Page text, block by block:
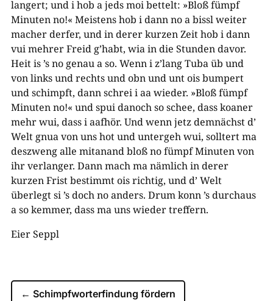
langert; und i hob a jeds moi bettelt: »Bloß fümpf
Minuten no!« Meistens hob i dann no a bissl weiter
macher derfer, und in derer kurzen Zeit hob i dann
vui mehrer Freid g’habt, wia in die Stunden davor.
Heit is ’s no genau a so. Wenn i z’lang Tuba üb und
von links und rechts und obn und unt ois bumpert
und schimpft, dann schrei i aa wieder. »Bloß fümpf
Minuten no!« und spui danoch so schee, dass koaner
mehr wui, dass i aafhör. Und wenn jetz demnächst d’
Welt gnua von uns hot und untergeh wui, solltert ma
deszweng alle mitanand bloß no fümpf Minuten von
ihr verlanger. Dann mach ma nämlich in derer
kurzen Frist bestimmt ois richtig, und d’ Welt
überlegt si ’s doch no anders. Drum konn ’s durchaus
a so kemmer, dass ma uns wieder treffern.
Eier Seppl
← Schimpfworterfindung fördern